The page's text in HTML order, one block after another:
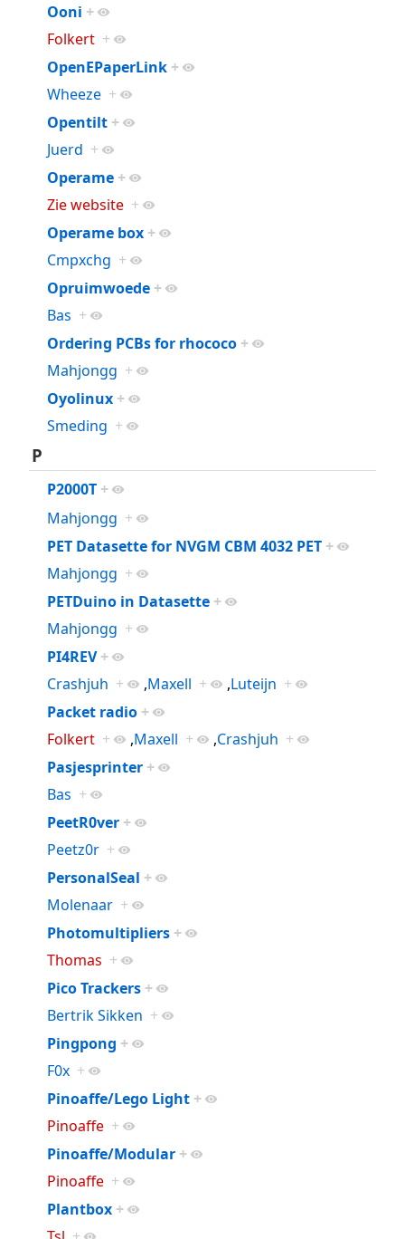
Ooni +
Folkert +
OpenEPaperLink +
Wheeze +
Opentilt +
Juerd +
Operame +
Zie website +
Operame box +
Cmpxchg +
Opruimwoede +
Bas +
Ordering PCBs for rhococo +
Mahjongg +
Oyolinux +
Smeding +
P
P2000T +
Mahjongg +
PET Datasette for NVGM CBM 4032 PET +
Mahjongg +
PETDuino in Datasette +
Mahjongg +
PI4REV +
Crashjuh + ,Maxell + ,Luteijn +
Packet radio +
Folkert + ,Maxell + ,Crashjuh +
Pasjesprinter +
Bas +
PeetR0ver +
Peetz0r +
PersonalSeal +
Molenaar +
Photomultipliers +
Thomas +
Pico Trackers +
Bertrik Sikken +
Pingpong +
F0x +
Pinoaffe/Lego Light +
Pinoaffe +
Pinoaffe/Modular +
Pinoaffe +
Plantbox +